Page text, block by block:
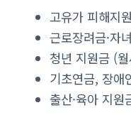
고유가 피해지
근로장려금·자
청년 지원금 (
기초연금, 장애
출산·육아 지원